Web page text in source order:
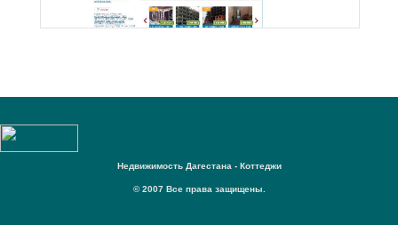
Недвижимость Дагестана - Коттеджи
© 2007 Все права защищены.